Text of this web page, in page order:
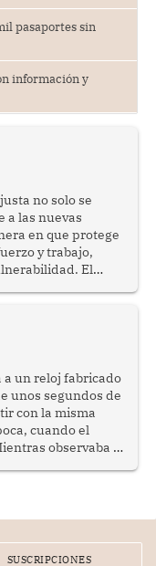
pasaportes sin
información y
no solo se
a las nuevas
en que protege
y trabajo,
El
del
las políticas
en pobreza.
a un reloj fabricado
unos segundos de
con la misma
cuando el
observaba el
SUSCRIPCIONES